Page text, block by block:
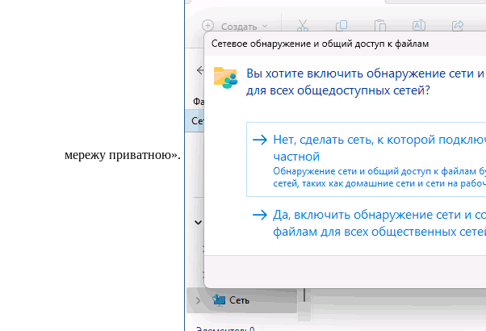
мережу приватною».